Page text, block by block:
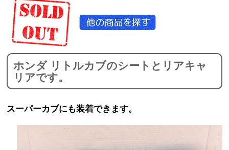
ホンダ リトルカブのシートとリアキャ
リアです。
スーパーカブにも装着できます。